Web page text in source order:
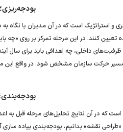
و استراتژیک است که در آن مدیران با نگاه
تعیین کنند. در این مرحله تمرکز بر روی
ظرفیت‌های داخلی، چه اهدافی باید برای سال
حرکت سازمان مشخص شود. در واقع این
است که در آن نتایج تحلیل‌های مرحله قبل به
نقشه» بدانیم، بودجه‌بندی پیاده